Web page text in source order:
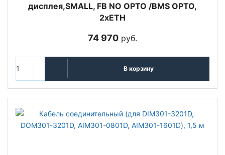
дисплея,SMALL, FB NO OPTO /BMS OPTO,
2xETH
74 970 руб.
В корзину